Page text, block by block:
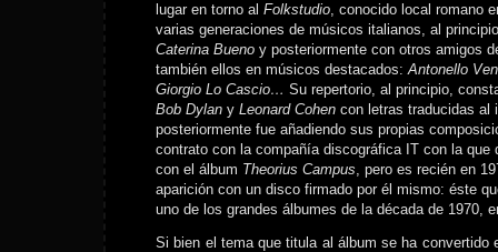
lugar en torno al Folkstudio, conocido local romano
varias generaciones de músicos italianos, al
Caterina Bueno y posteriormente con otros amigos
también ellos en músicos destacados:Antonello
Giorgio Lo Cascio… Su repertorio, al principio,
Bob Dylan y Leonard Cohen con letras traducidas al
posteriormente fue añadiendo sus propias
contrato con la compañía discográfica IT con la que
con el álbum Theorius Campus, pero es recién en
aparición con un disco firmado por él mismo: éste
uno de los grandes álbumes de la década de 1970,
Si bien el tema que titula al álbum se ha convertido